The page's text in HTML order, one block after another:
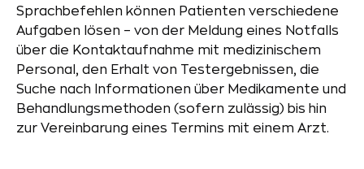
Sprachbefehlen können Patienten verschiedene
Aufgaben lösen – von der Meldung eines Notfalls
über die Kontaktaufnahme mit medizinischem
Personal, den Erhalt von Testergebnissen, die
Suche nach Informationen über Medikamente und
Behandlungsmethoden (sofern zulässig) bis hin
zur Vereinbarung eines Termins mit einem Arzt.